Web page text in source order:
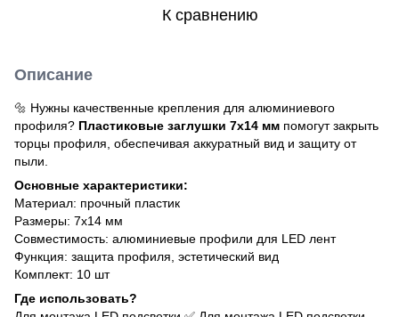
К сравнению
Описание
🔩 Нужны качественные крепления для алюминиевого
профиля? Пластиковые заглушки 7х14 мм помогут закрыть
торцы профиля, обеспечивая аккуратный вид и защиту от
пыли.
Основные характеристики:
Материал: прочный пластик
Размеры: 7х14 мм
Совместимость: алюминиевые профили для LED лент
Функция: защита профиля, эстетический вид
Комплект: 10 шт
Где использовать?